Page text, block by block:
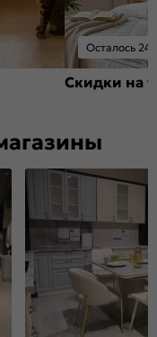
Осталось 24
Скидки на